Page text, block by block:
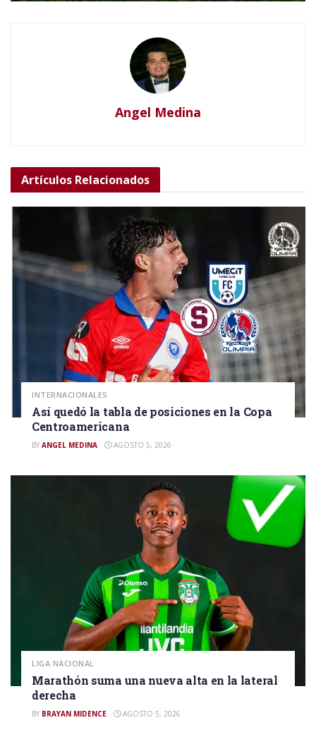
Angel Medina
Artículos Relacionados
INTERNACIONALES
Así quedó la tabla de posiciones en la Copa
Centroamericana
BY ANGEL MEDINA AGOSTO 5, 2026
LIGA NACIONAL
Marathón suma una nueva alta en la lateral
derecha
BY BRAYAN MIDENCE AGOSTO 5, 2026